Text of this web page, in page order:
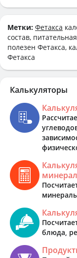
Метки: Фетакса
состав,
полезен Фетакса,
Фетакса
Калькуляторы
блюда,